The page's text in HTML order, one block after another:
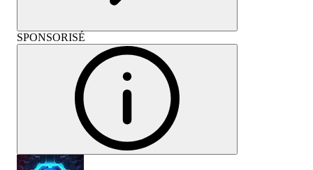
SPONSORISÉ